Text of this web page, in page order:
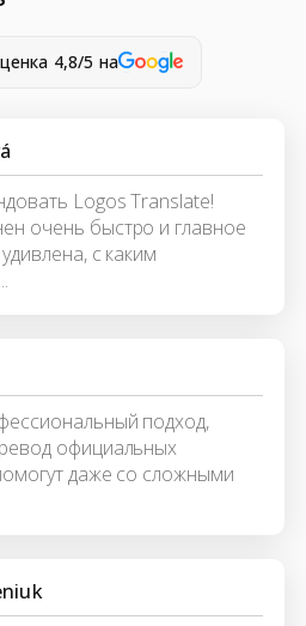
4,8/5 на
Logos Translate!
очень быстро и главное
с каким
подход,
официальных
даже со сложными